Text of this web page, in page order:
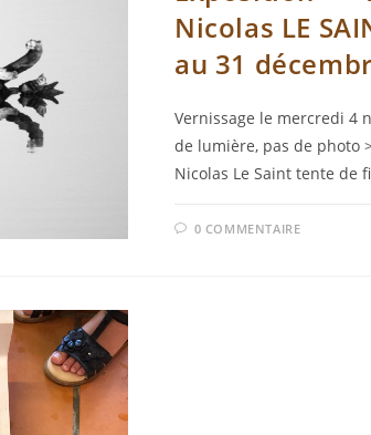
Nicolas LE
au 31
Vernissage le mercredi 4
de lumière, pas de photo
Nicolas Le Saint tente de
0 COMMENTAIRE